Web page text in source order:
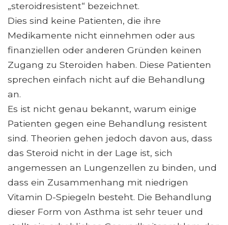
„steroidresistent“ bezeichnet.
Dies sind keine Patienten, die ihre
Medikamente nicht einnehmen oder aus
finanziellen oder anderen Gründen keinen
Zugang zu Steroiden haben. Diese Patienten
sprechen einfach nicht auf die Behandlung
an.
Es ist nicht genau bekannt, warum einige
Patienten gegen eine Behandlung resistent
sind. Theorien gehen jedoch davon aus, dass
das Steroid nicht in der Lage ist, sich
angemessen an Lungenzellen zu binden, und
dass ein Zusammenhang mit niedrigen
Vitamin D-Spiegeln besteht. Die Behandlung
dieser Form von Asthma ist sehr teuer und